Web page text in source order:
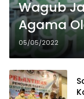
Wagub
Agama
05/05/2022